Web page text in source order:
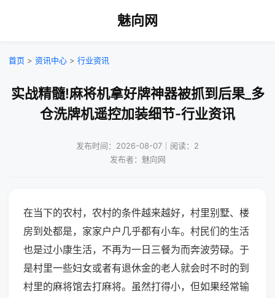
魅向网
首页 > 资讯中心 > 行业资讯
实战精髓!麻将机拿好牌神器被抓到后果_多
仓洗牌机遥控加装细节-行业资讯
发布时间：2026-08-07｜阅读：2
发布者：魅向网
在当下的农村，农村的条件越来越好，村里别墅、楼
房到处都是，家家户户几乎都有小车。村民们的生活
也是过小康生活，不再为一日三餐为而奔波劳碌。于
是村里一些妇女或者有退休金的老人就会时不时的到
村里的麻将馆去打麻将。虽然打得小，但如果经常输